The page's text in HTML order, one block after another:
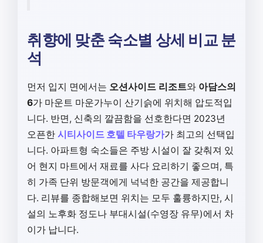
취향에 맞춘 숙소별 상세 비교 분
석
먼저 입지 면에서는 오션사이드 리조트와 아담스의
6가 마운트 마운가누이 산기슭에 위치해 압도적입
니다. 반면, 신축의 깔끔함을 선호한다면 2023년
오픈한 시티사이드 호텔 타우랑가가 최고의 선택입
니다. 아파트형 숙소들은 주방 시설이 잘 갖춰져 있
어 현지 마트에서 재료를 사다 요리하기 좋으며, 특
히 가족 단위 방문객에게 넉넉한 공간을 제공합니
다. 리뷰를 종합해보면 위치는 모두 훌륭하지만, 시
설의 노후화 정도나 부대시설(수영장 유무)에서 차
이가 납니다.